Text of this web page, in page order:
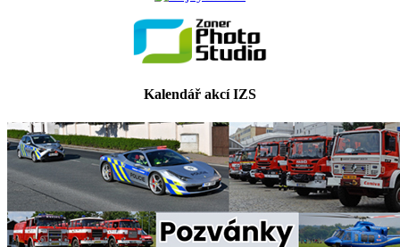
Kalendář akcí IZS